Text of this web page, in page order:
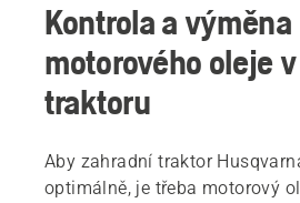
Kontrola a výměna
motorového oleje
traktoru
Aby zahradní traktor
optimálně, je třeba motorový